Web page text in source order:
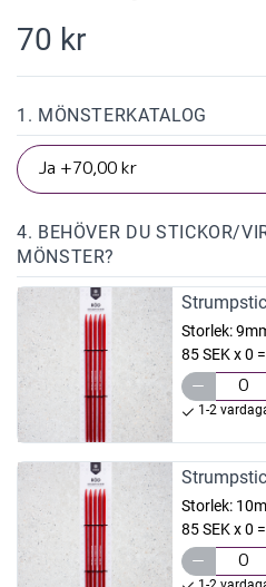
70 kr
1. MÖNSTERKATALOG
4. BEHÖVER DU STICKOR/
MÖNSTER?
Storlek:
85 SEK x 0 =
1-2
Storlek:
85 SEK x 0 =